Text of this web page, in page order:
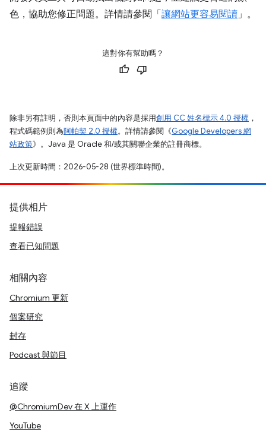
色，協助您修正問題。詳情請參閱「 讓網站更容易閱讀」。
這對你有幫助嗎？
除非另有註明，否則本頁面中的內容是採用創用 CC 姓名標示 4.0 授權 ，
程式碼範例則為阿帕契 2.0 授權。詳情請參閱《Google Developers 網
站政策》。Java 是 Oracle 和/或其關聯企業的註冊商標。
上次更新時間：2026-05-28 (世界標準時間)。
提供相片
提報錯誤
查看已知問題
相關內容
Chromium 更新
個案研究
封存
Podcast 與節目
追蹤
@ChromiumDev 在 X 上運作
YouTube